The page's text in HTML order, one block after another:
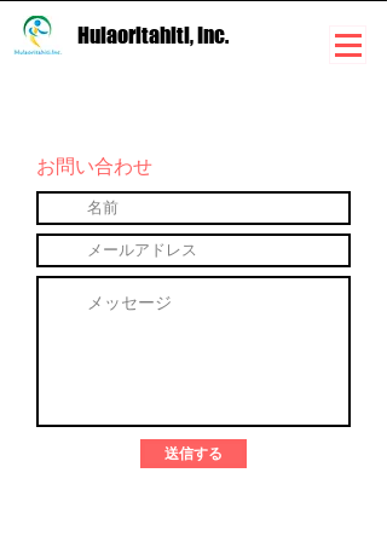
Hulaoritahiti, Inc.
お問い合わせ
送信する